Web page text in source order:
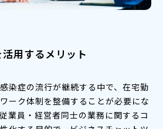
用するメリット
染症の流行が継続する中で、在宅勤
ーク体制を整備することが必要にな
業員・経営者同士の業務に関するコ